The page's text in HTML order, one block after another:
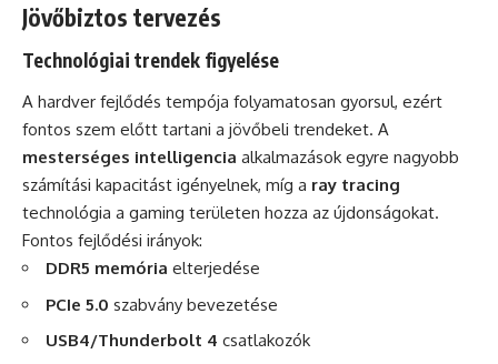
Jövőbiztos tervezés
Technológiai trendek figyelése
A hardver fejlődés tempója folyamatosan gyorsul, ezért
fontos szem előtt tartani a jövőbeli trendeket. A
mesterséges intelligencia alkalmazások egyre nagyobb
számítási kapacitást igényelnek, míg a ray tracing
technológia a gaming területen hozza az újdonságokat.
Fontos fejlődési irányok:
DDR5 memória elterjedése
PCIe 5.0 szabvány bevezetése
USB4/Thunderbolt 4 csatlakozók